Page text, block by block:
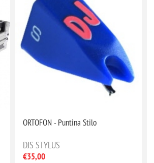
ORTOFON - Puntina Stilo
DJS STYLUS
€35,00